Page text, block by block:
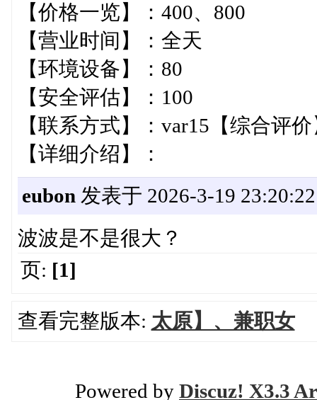
【价格一览】：400、800
【营业时间】：全天
【环境设备】：80
【安全评估】：100
【联系方式】：
【详细介绍】：
eubon 发表于 2026-3-19 23:20:22
波波是不是很大？
页: [1]
查看完整版本: 太原】、兼职女
Powered by Discuz! X3.3